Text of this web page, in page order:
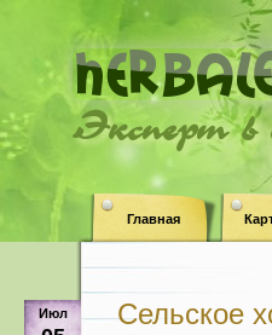
Эксперт в
Главная
Июл Сельское